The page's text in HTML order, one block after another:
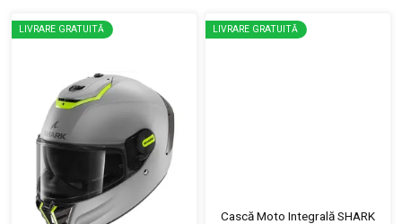
LIVRARE GRATUITĂ LIVRARE GRATUITĂ
Cască Moto Integrală SHARK